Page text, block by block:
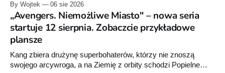
raz”, którego pierwsze wydanie ukazało się w 2015 roku.
By Wojtek 06 sie 2026
„Avengers. Niemożliwe Miasto" – nowa seria
startuje 12 sierpnia. Zobaczcie przykładowe
plansze
Kang zbiera drużynę superbohaterów, którzy nie znoszą
swojego arcywroga, a na Ziemię z orbity schodzi Popielne